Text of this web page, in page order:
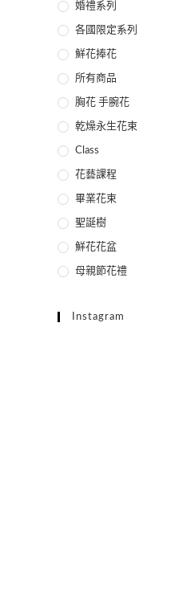
婚禮系列
各國限定系列
鮮花捧花
所有商品
胸花 手腕花
乾燥永生花束
Class
花藝課程
畢業花束
聖誕樹
鮮花花盆
母親節花禮
Instagram